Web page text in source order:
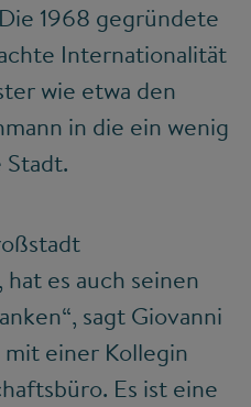
1968 gegründete
Internationalität
wie etwa den
in die ein wenig
es auch seinen
sagt Giovanni
mit einer Kollegin
Es ist eine